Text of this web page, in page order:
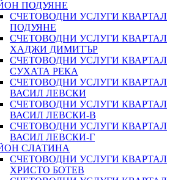
ПОДУЯНЕ
СЧЕТОВОДНИ УСЛУГИ КВАРТАЛ
ПОДУЯНЕ
СЧЕТОВОДНИ УСЛУГИ КВАРТАЛ
ХАДЖИ ДИМИТЪР
СЧЕТОВОДНИ УСЛУГИ КВАРТАЛ
СУХАТА РЕКА
СЧЕТОВОДНИ УСЛУГИ КВАРТАЛ
ВАСИЛ ЛЕВСКИ
СЧЕТОВОДНИ УСЛУГИ КВАРТАЛ
ВАСИЛ ЛЕВСКИ-В
СЧЕТОВОДНИ УСЛУГИ КВАРТАЛ
ВАСИЛ ЛЕВСКИ-Г
СЛАТИНА
СЧЕТОВОДНИ УСЛУГИ КВАРТАЛ
ХРИСТО БОТЕВ